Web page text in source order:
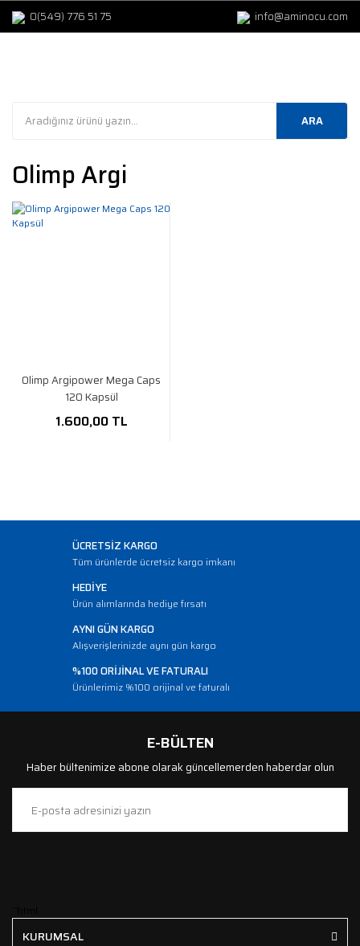
0(549) 776 51 75 info@aminocu.com
ARA
Olimp Argi
Olimp Argipower Mega Caps
120 Kapsül
1.600,00 TL
ÜCRETSİZ KARGO
Tüm ürünlerde ücretsiz kargo imkanı
HEDİYE
Ürün alımlarında hediye fırsatı
AYNI GÜN KARGO
Alışverişlerinizde aynı gün kargo
%100 ORİJİNAL VE FATURALI
Ürünlerimiz %100 orijinal ve faturalı
E-BÜLTEN
Haber bültenimize abone olarak güncellemerden haberdar olun
KURUMSAL